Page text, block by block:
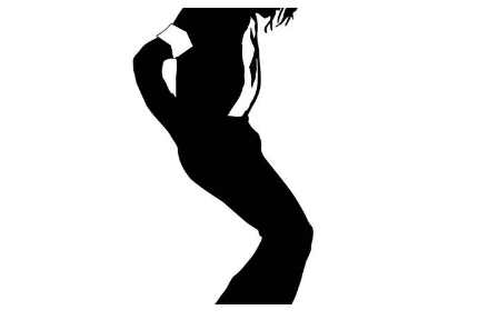
XXL:
PROSTORY
PRO
VAŠEHO
VELIKÁNA
S
MŇOUKAJÍCÍM
SRDCEM!